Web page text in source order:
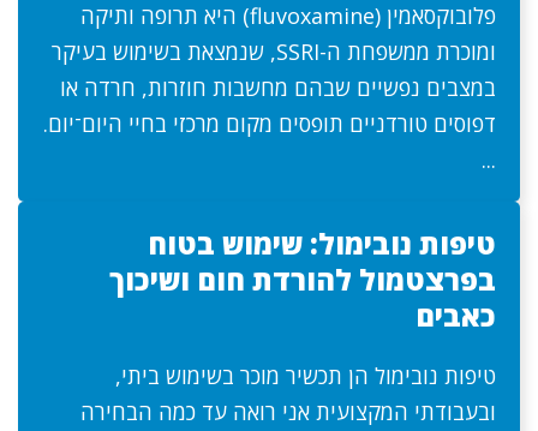
פלובוקסאמין (fluvoxamine) היא תרופה ותיקה
ומוכרת ממשפחת ה-SSRI, שנמצאת בשימוש בעיקר
במצבים נפשיים שבהם מחשבות חוזרות, חרדה או
דפוסים טורדניים תופסים מקום מרכזי בחיי היום־יום.
...
טיפות נובימול: שימוש בטוח
בפרצטמול להורדת חום ושיכוך
כאבים
טיפות נובימול הן תכשיר מוכר בשימוש ביתי,
ובעבודתי המקצועית אני רואה עד כמה הבחירה